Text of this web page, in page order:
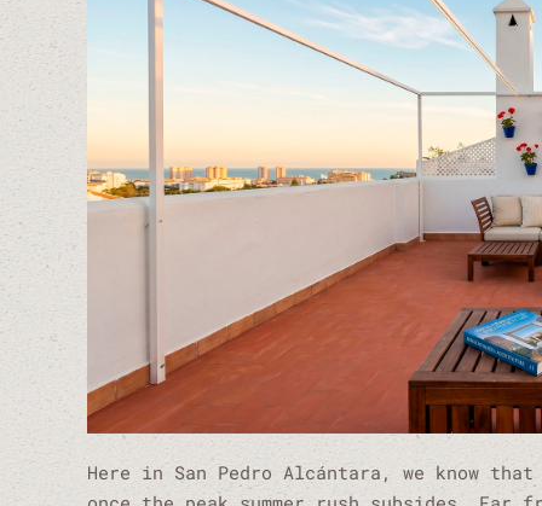
Here in San Pedro Alcántara, we know